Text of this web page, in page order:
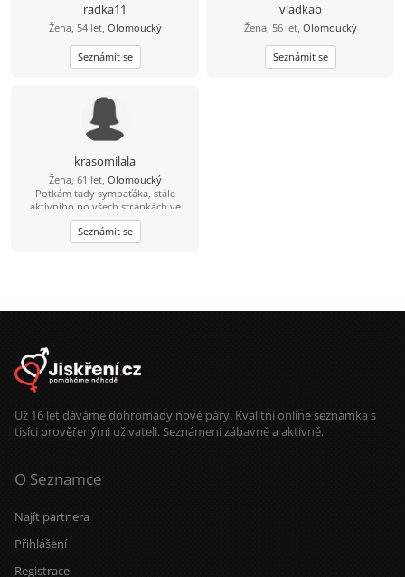
radka11
Žena, 54 let, Olomoucký
Seznámit se
vladkab
Žena, 56 let, Olomoucký
Seznámit se
krasomilala
Žena, 61 let, Olomoucký
Potkám tady sympaťáka, stále
aktivního po všech stránkách ve
věku 59-64 let nad 182 cm?
Seznámit se
Už 16 let dáváme dohromady nové páry. Kvalitní online seznamka s
tisíci prověřenými uživateli. Seznámení zábavně a aktivně.
O Seznamce
Najít partnera
Přihlášení
Registrace